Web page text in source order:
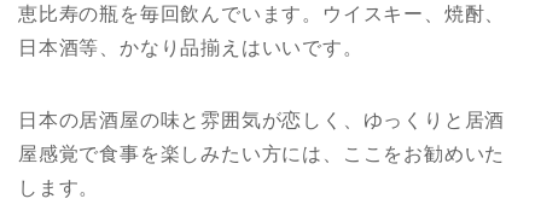
恵比寿の瓶を毎回飲んでいます。ウイスキー、焼酎、
日本酒等、かなり品揃えはいいです。
日本の居酒屋の味と雰囲気が恋しく、ゆっくりと居酒
屋感覚で食事を楽しみたい方には、ここをお勧めいた
します。